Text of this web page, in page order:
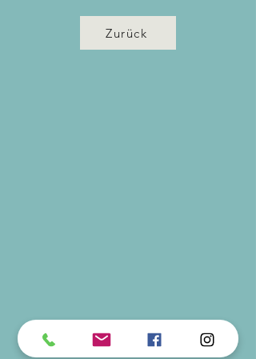
Zurück